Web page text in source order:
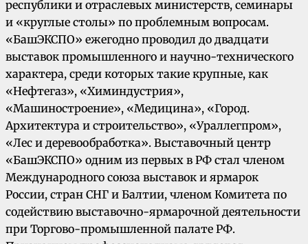
республики и отраслевых министерств, семинары
и «круглые столы» по проблемным вопросам.
«БашЭКСПО» ежегодно проводил до двадцати
выставок промышленного и научно-технического
характера, среди которых такие крупные, как
«Нефтегаз», «Химиндустрия»,
«Машиностроение», «Медицина», «Город.
Архитектура и строительство», «Ураллегпром»,
«Лес и деревообработка». Выставочный центр
«БашЭКСПО» одним из первых в РФ стал членом
Международного союза выставок и ярмарок
России, стран СНГ и Балтии, членом Комитета по
содействию выставочно-ярмарочной деятельности
при Торгово-промышленной палате РФ.